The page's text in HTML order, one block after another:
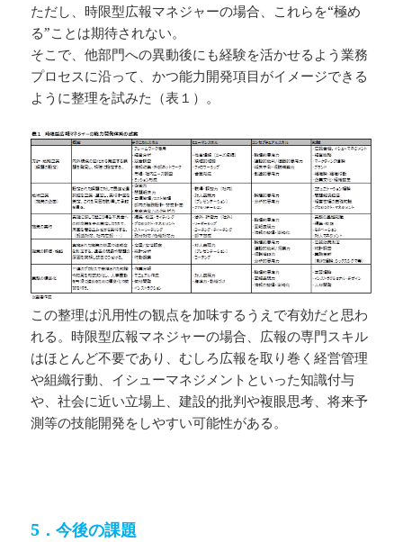
ただし、時限型広報マネジャーの場合、これらを“極め
る”ことは期待されない。
そこで、他部門への異動後にも経験を活かせるよう業務
プロセスに沿って、かつ能力開発項目がイメージできる
ように整理を試みた（表１）。
この整理は汎用性の観点を加味するうえで有効だと思わ
れる。時限型広報マネジャーの場合、広報の専門スキル
はほとんど不要であり、むしろ広報を取り巻く経営管理
や組織行動、イシューマネジメントといった知識付与
や、社会に近い立場上、建設的批判や複眼思考、将来予
測等の技能開発をしやすい可能性がある。
5．今後の課題